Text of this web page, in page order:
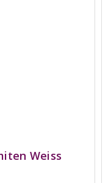
Weiss